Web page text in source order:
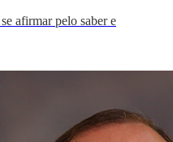
afirmar pelo saber e